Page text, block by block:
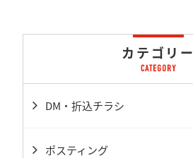
カテゴリー
DM・折込チラシ
ポスティング